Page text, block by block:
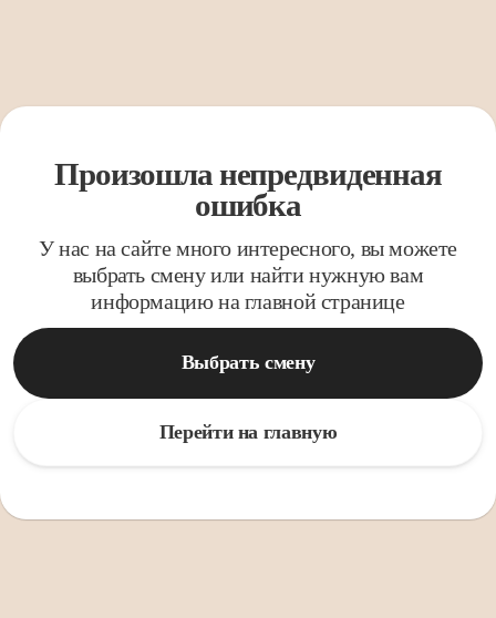
Произошла непредвиденная
ошибка
У нас на сайте много интересного, вы можете
выбрать смену или найти нужную вам
информацию на главной странице
Выбрать смену
Перейти на главную